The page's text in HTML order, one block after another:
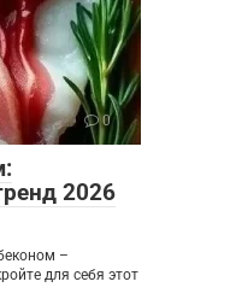
0
2026
–
для себя этот